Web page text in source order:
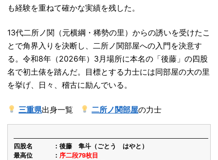
も経験を重ねて確かな実績を残した。
13代二所ノ関（元横綱・稀勢の里）からの誘いを受けたこ
とで角界入りを決断し、二所ノ関部屋への入門を決意す
る。令和8年（2026年）3月場所に本名の「後藤」の四股
名で初土俵を踏んだ。目標とする力士には同部屋の大の里
を挙げ、日々、稽古に励んでいる。
三重県出身一覧 二所ノ関部屋の力士
四股名
後藤 隼斗（ごとう はやと）
最高位
序二段79枚目